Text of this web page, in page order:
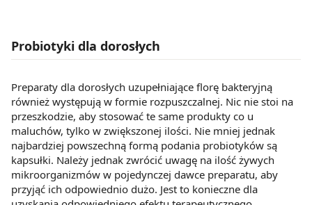
Probiotyki dla dorosłych
Preparaty dla dorosłych uzupełniające florę bakteryjną
również występują w formie rozpuszczalnej. Nic nie stoi na
przeszkodzie, aby stosować te same produkty co u
maluchów, tylko w zwiększonej ilości. Nie mniej jednak
najbardziej powszechną formą podania probiotyków są
kapsułki. Należy jednak zwrócić uwagę na ilość żywych
mikroorganizmów w pojedynczej dawce preparatu, aby
przyjąć ich odpowiednio dużo. Jest to konieczne dla